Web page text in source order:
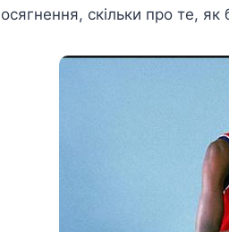
скільки про те,